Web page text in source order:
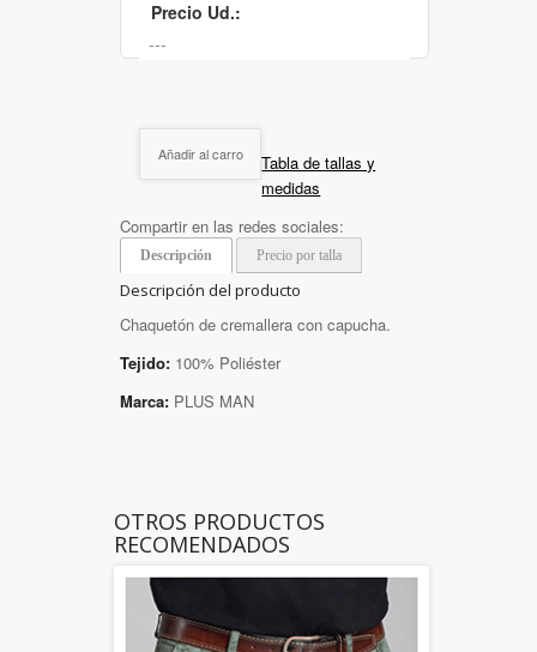
Precio Ud.:
Añadir al carro
Tabla de tallas y
medidas
Compartir en las redes sociales:
Descripción Precio por talla
Descripción del producto
Chaquetón de cremallera con capucha.
Tejido: 100% Poliéster
Marca: PLUS MAN
OTROS PRODUCTOS
RECOMENDADOS